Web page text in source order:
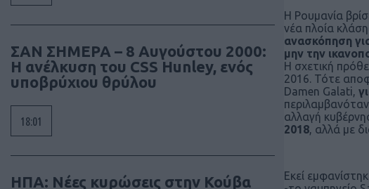
ΣΑΝ ΣΗΜΕΡΑ – 8 Αυγούστου 2000:
Η ανέλκυση του CSS Hunley, ενός
υποβρύχιου θρύλου
18:01
ΗΠΑ: Νέες κυρώσεις στην Κούβα
Η Ρουμανία
νέα πλοία
ανασκόπηση
μην την
Η σχετική
2016. Τότε
Damen Galati,
αλλαγή
2018, αλλά με
Εκεί